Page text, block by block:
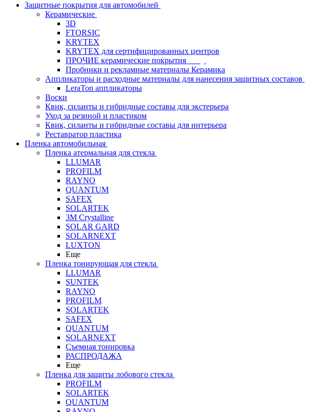
Защитные покрытия для автомобилей
Керамические
3D
FTORSIC
KRYTEX
KRYTEX для сертифицированных центров
ПРОЧИЕ керамические покрытия
Пробники и рекламные материалы Керамика
Аппликаторы и расходные материалы для нанесения защитных составов
LeraTon аппликаторы
Воски
Квик, силанты и гибридные составы для экстерьера
Уход за резиной и пластиком
Квик, силанты и гибридные составы для интерьера
Реставратор пластика
Пленка автомобильная
Пленка атермальная для стекла
LLUMAR
PROFILM
RAYNO
QUANTUM
SAFEX
SOLARTEK
3M Crystalline
SOLAR GARD
SOLARNEXT
LUXTON
Еще
Пленка тонирующая для стекла
LLUMAR
SUNTEK
RAYNO
PROFILM
SOLARTEK
SAFEX
QUANTUM
SOLARNEXT
Съемная тонировка
РАСПРОДАЖА
Еще
Пленка для защиты лобового стекла
PROFILM
SOLARTEK
QUANTUM